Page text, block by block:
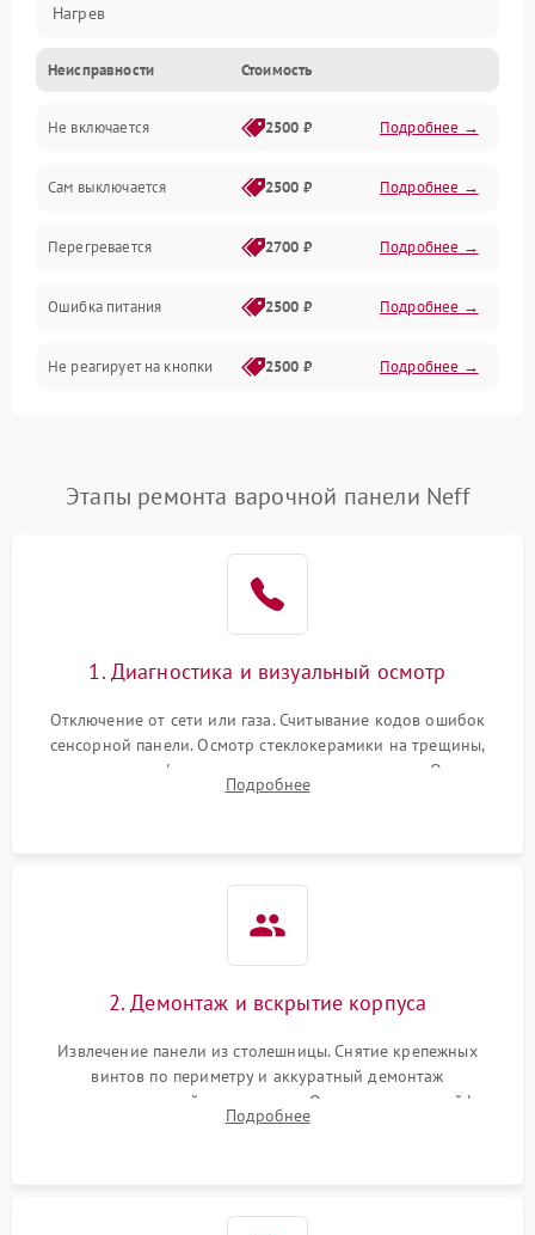
Нагрев
Неисправности Стоимость
Не включается 2500 ₽ Подробнее →
Сам выключается 2500 ₽ Подробнее →
Перегревается 2700 ₽ Подробнее →
Ошибка питания 2500 ₽ Подробнее →
Не реагирует на кнопки 2500 ₽ Подробнее →
Этапы ремонта варочной панели Neff
1. Диагностика и визуальный осмотр
Отключение от сети или газа. Считывание кодов ошибок
сенсорной панели. Осмотр стеклокерамики на трещины,
проверка конфорок на равномерность нагрева. Опрос
клиента о симптомах (не включается, не видит посуду,
Подробнее
2. Демонтаж и вскрытие корпуса
Извлечение панели из столешницы. Снятие крепежных
винтов по периметру и аккуратный демонтаж
стеклокерамической поверхности. Отсоединение шлейфов
сенсорного блока для доступа к силовым платам, катушкам
Подробнее